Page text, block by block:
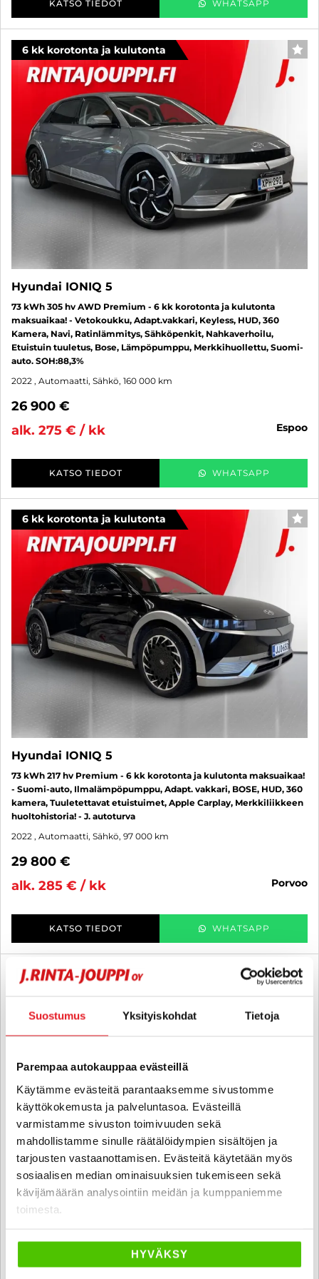
Suostumus Yksityiskohdat Tietoja
Parempaa autokauppaa evästeillä
Käytämme evästeitä parantaaksemme sivustomme
käyttökokemusta ja palveluntasoa. Evästeillä
varmistamme sivuston toimivuuden sekä
mahdollistamme sinulle räätälöidympien sisältöjen ja
tarjousten vastaanottamisen. Evästeitä käytetään myös
sosiaalisen median ominaisuuksien tukemiseen sekä
kävijämäärän analysointiin meidän ja kumppaniemme
toimesta.
HYVÄKSY
KATSO TIEDOT WHATSAPP
6 kk korotonta ja kulutonta
Hyundai IONIQ 5
73 kWh 305 hv AWD Premium - 6 kk korotonta ja kulutonta
maksuaikaa! - Vetokoukku, Adapt.vakkari, Keyless, HUD, 360
Kamera, Navi, Ratinlämmitys, Sähköpenkit, Nahkaverhoilu,
Etuistuin tuuletus, Bose, Lämpöpumppu, Merkkihuollettu, Suomi-
auto. SOH:88,3%
2022 , Automaatti, Sähkö, 160 000 km
26 900 €
alk. 275 € / kk
espoo
KATSO TIEDOT WHATSAPP
6 kk korotonta ja kulutonta
Hyundai IONIQ 5
73 kWh 217 hv Premium - 6 kk korotonta ja kulutonta maksuaikaa!
- Suomi-auto, Ilmalämpöpumppu, Adapt. vakkari, BOSE, HUD, 360
kamera, Tuuletettavat etuistuimet, Apple Carplay, Merkkiliikkeen
huoltohistoria! - J. autoturva
2022 , Automaatti, Sähkö, 97 000 km
29 800 €
alk. 285 € / kk
porvoo
KATSO TIEDOT WHATSAPP
6 kk korotonta ja kulutonta
Hyundai IONIQ 5
- Suomi-auto, 1 omistaja, ACC, HUD, BOSE, BLIS, 360-kamera,
Vetokoukku, Lämpöpumppu, Akkutesti 90,6/100 - J. autoturva